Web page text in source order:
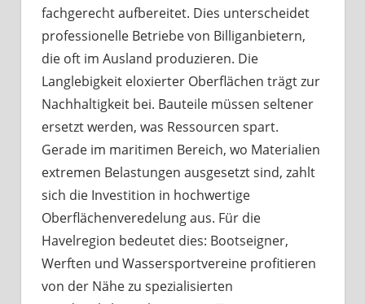
fachgerecht aufbereitet. Dies unterscheidet
professionelle Betriebe von Billiganbietern,
die oft im Ausland produzieren. Die
Langlebigkeit eloxierter Oberflächen trägt zur
Nachhaltigkeit bei. Bauteile müssen seltener
ersetzt werden, was Ressourcen spart.
Gerade im maritimen Bereich, wo Materialien
extremen Belastungen ausgesetzt sind, zahlt
sich die Investition in hochwertige
Oberflächenveredelung aus. Für die
Havelregion bedeutet dies: Bootseigner,
Werften und Wassersportvereine profitieren
von der Nähe zu spezialisierten